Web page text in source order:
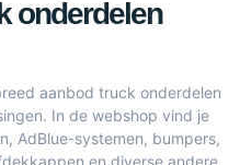
onderdelen
aanbod truck onderdelen
In de webshop vind je
AdBlue-systemen, bumpers,
en diverse andere